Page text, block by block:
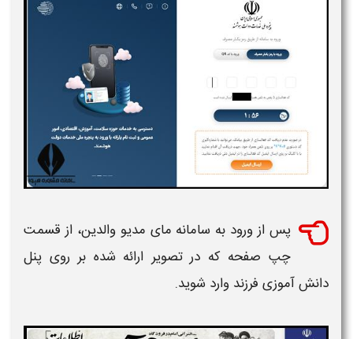
پس از ورود به سامانه مای مدیو والدین، از قسمت
چپ صفحه که در تصویر ارائه شده بر روی پنل
دانش آموزی فرزند وارد شوید.